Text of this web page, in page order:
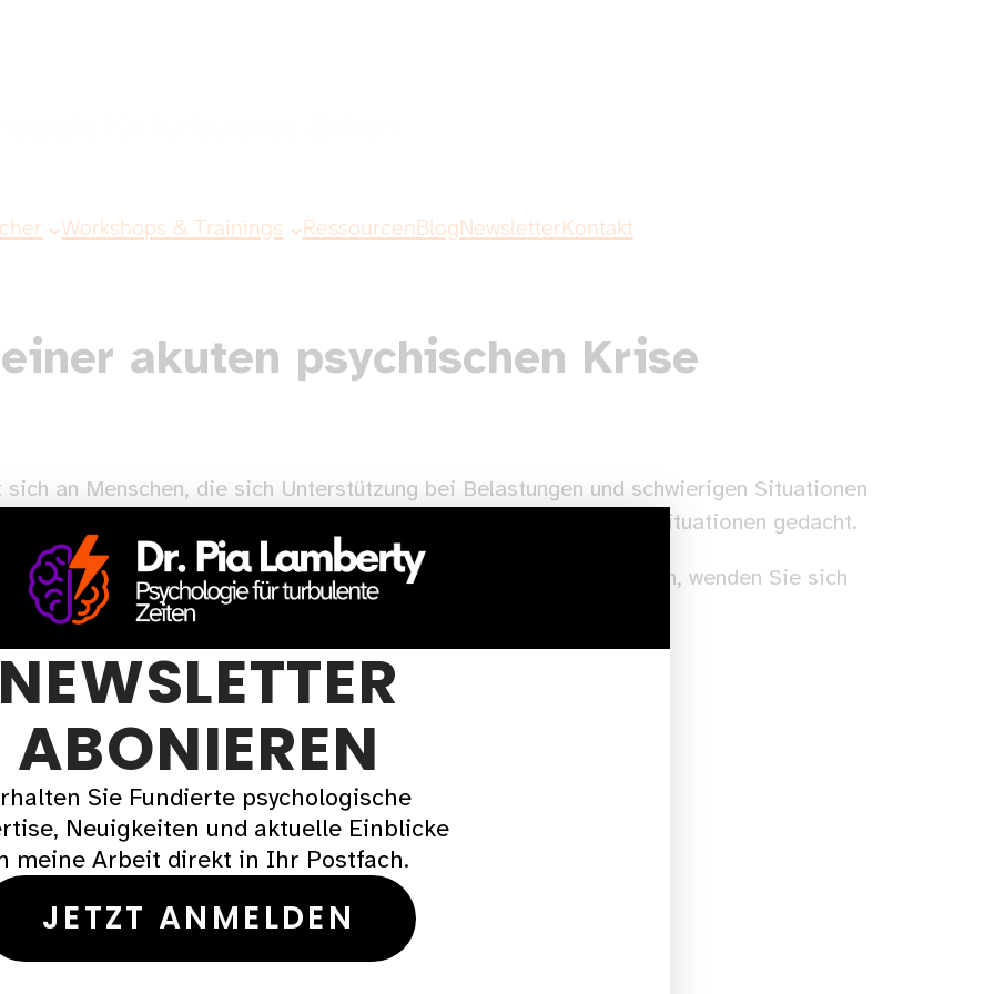
Workshops & Trainings Ressourcen Blog NewsletterKontakt
akuten psychischen Krise
an Menschen, die sich Unterstützung bei Belastungen und schwierigen Situationen
und ist nicht für akute psychische Krisen oder Notfallsituationen gedacht.
Krise befinden oder dringend Unterstützung benötigen, wenden Sie sich
117
NEWSLETTER
ABONIEREN
Sie Fundierte psychologische
Neuigkeiten und aktuelle Einblicke
meine Arbeit direkt in Ihr Postfach.
JETZT ANMELDEN